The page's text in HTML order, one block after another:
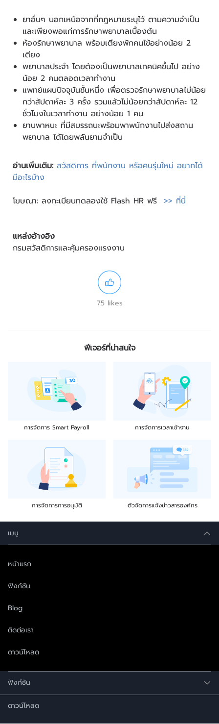
ยาอื่นๆ นอกเหนือจากที่กฎหมายระบุไว้ ตามความจำเป็น
และเพียงพอแก่การรักษาพยาบาลเบื้องต้น
ห้องรักษาพยาบาล พร้อมเตียงพักคนไข้อย่างน้อย 2
เตียง
พยาบาลประจำ โดยต้องเป็นพยาบาลเทคนิคขึ้นไป อย่าง
น้อย 2 คนตลอดเวลาทำงาน
แพทย์แผนปัจจุบันชั้นหนึ่ง เพื่อตรวจรักษาพยาบาลไม่น้อย
กว่าสัปดาห์ละ 3 ครั้ง รวมแล้วไม่น้อยกว่าสัปดาห์ละ 12
ชั่วโมงในเวลาทำงาน อย่างน้อย 1 คน
ยานพาหนะ ที่มีสมรรถนะพร้อมพาพนักงานไปส่งสถาน
พยาบาล ได้โดยพลันยามจำเป็น
อ่านเพิ่มเติม: สวัสดิการ ที่พนักงาน หรือคนรุ่นใหม่ อยากได้
มีอะไรบ้าง
โฆษณา: ลงทะเบียนทดลองใช้ Flash HR ฟรี >> ที่นี่
แหล่งอ้างอิง
กรมสวัสดิการและคุ้มครองแรงงาน
75 likes
ฟีเจอร์ที่น่าสนใจ
การจัดการ Smart Payroll การจัดการเวลาเข้างาน
การจัดการการอนุมัติ ตัวจัดการแจ้งข่าวสารองค์กร
เมนู
หน้าแรก
ฟังก์ชัน
Blog
ติดต่อเรา
ดาวน์โหลด
ฟังก์ชัน
ดาวน์โหลด